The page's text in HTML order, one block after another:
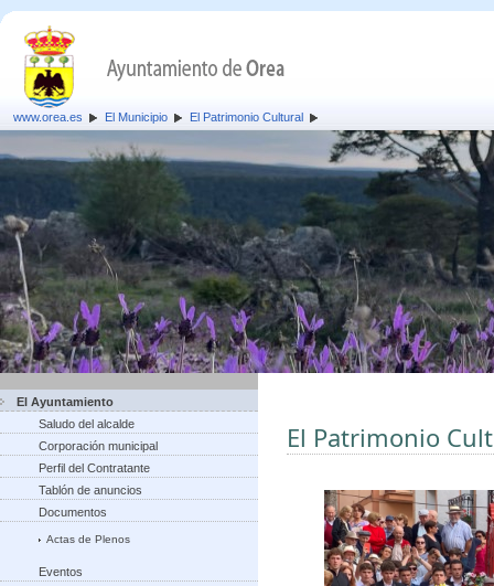
www.orea.es El Municipio El Patrimonio Cultural
El Ayuntamiento
Saludo del alcalde
Corporación municipal
Perfil del Contratante
Tablón de anuncios
Documentos
Actas de Plenos
Eventos
El Patrimonio